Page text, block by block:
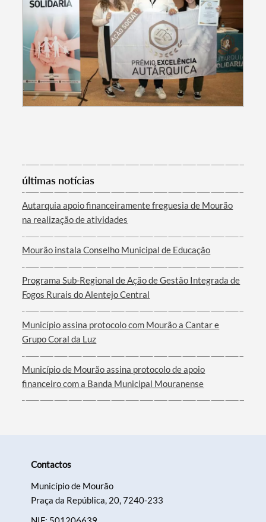
últimas notícias
Autarquia apoio financeiramente freguesia de Mourão
na realização de atividades
Mourão instala Conselho Municipal de Educação
Programa Sub-Regional de Ação de Gestão Integrada de
Fogos Rurais do Alentejo Central
Município assina protocolo com Mourão a Cantar e
Grupo Coral da Luz
Município de Mourão assina protocolo de apoio
financeiro com a Banda Municipal Mouranense
Contactos
Município de Mourão
Praça da República, 20, 7240-233